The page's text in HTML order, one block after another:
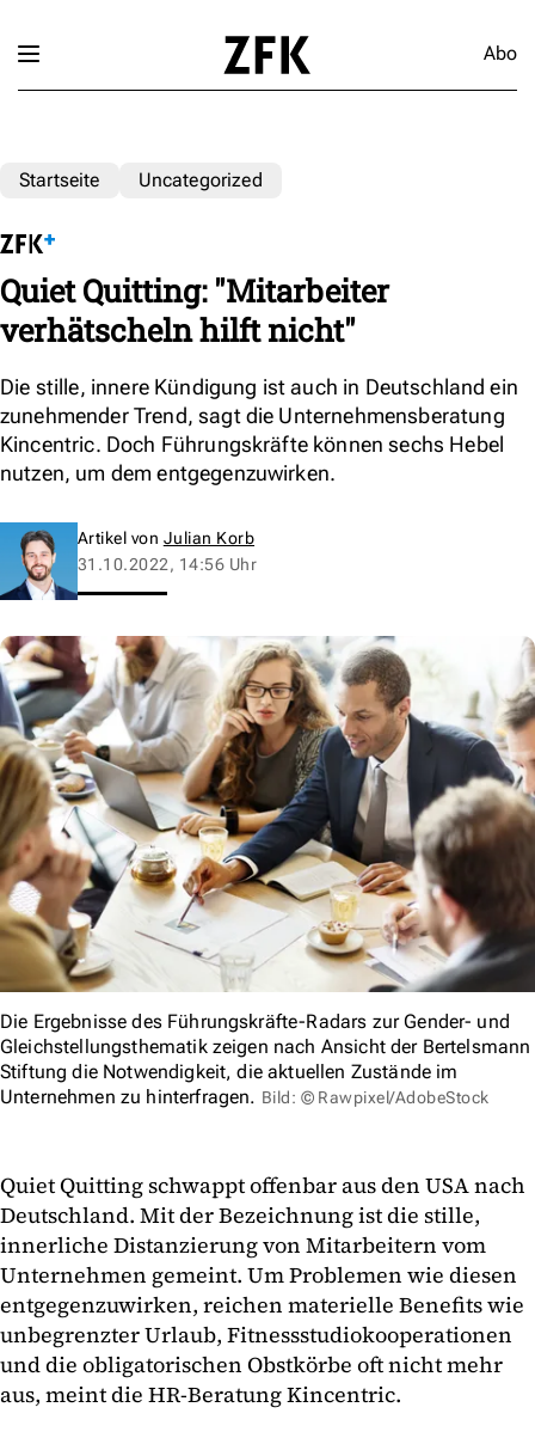
Abo
Startseite Uncategorized
Quiet Quitting: "Mitarbeiter
verhätscheln hilft nicht"
Die stille, innere Kündigung ist auch in Deutschland ein
zunehmender Trend, sagt die Unternehmensberatung
Kincentric. Doch Führungskräfte können sechs Hebel
nutzen, um dem entgegenzuwirken.
Artikel von Julian Korb
31.10.2022, 14:56 Uhr
Die Ergebnisse des Führungskräfte-Radars zur Gender- und
Gleichstellungsthematik zeigen nach Ansicht der Bertelsmann
Stiftung die Notwendigkeit, die aktuellen Zustände im
Unternehmen zu hinterfragen. Bild: © Rawpixel/AdobeStock
Quiet Quitting schwappt offenbar aus den USA nach
Deutschland. Mit der Bezeichnung ist die stille,
innerliche Distanzierung von Mitarbeitern vom
Unternehmen gemeint. Um Problemen wie diesen
entgegenzuwirken, reichen materielle Benefits wie
unbegrenzter Urlaub, Fitnessstudiokooperationen
und die obligatorischen Obstkörbe oft nicht mehr
aus, meint die HR-Beratung Kincentric.